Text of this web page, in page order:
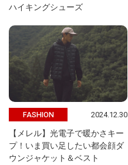
ハイキングシューズ
FASHION 2024.12.30
【メレル】光電子で暖かさキー
プ！いま買い足したい都会顔ダ
ウンジャケット＆ベスト